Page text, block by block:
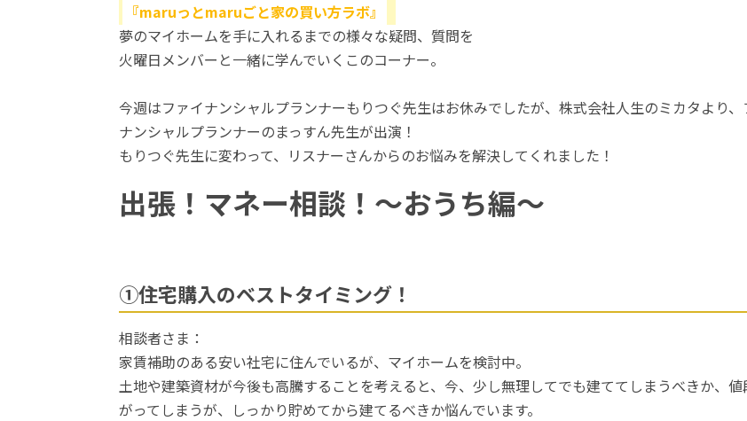
『maruっとmaruごと家の買い方ラボ』
夢のマイホームを手に入れるまでの様々な疑問、質問を
火曜日メンバーと一緒に学んでいくこのコーナー。
今週はファイナンシャルプランナーもりつぐ先生はお休みでしたが、株式会社人生のミカタより、
ナンシャルプランナーのまっすん先生が出演！
もりつぐ先生に変わって、リスナーさんからのお悩みを解決してくれました！
出張！マネー相談！～おうち編～
①住宅購入のベストタイミング！
相談者さま：
家賃補助のある安い社宅に住んでいるが、マイホームを検討中。
土地や建築資材が今後も高騰することを考えると、今、少し無理してでも建ててしまうべきか、値
がってしまうが、しっかり貯めてから建てるべきか悩んでいます。